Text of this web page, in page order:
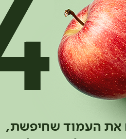
את העמוד שחיפשת,